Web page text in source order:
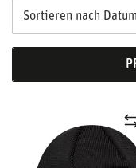
Sortieren nach